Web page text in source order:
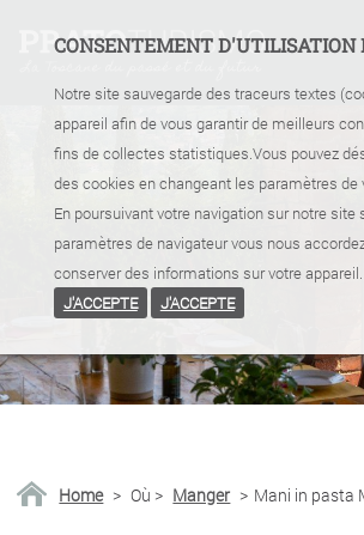
CONSENTEMENT D'UTILISATION
Notre site sauvegarde des traceurs textes
appareil afin de vous garantir de meilleurs
fins de collectes statistiques.Vous pouvez
des cookies en changeant les paramètres de
En poursuivant votre navigation sur notre site
paramètres de navigateur vous nous
conserver des informations sur votre appareil.
J'ACCEPTE
J'ACCEPTE
Home > Où > Manger > Mani in pasta